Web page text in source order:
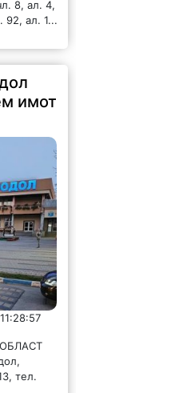
имот
тел.
ОБЯВА